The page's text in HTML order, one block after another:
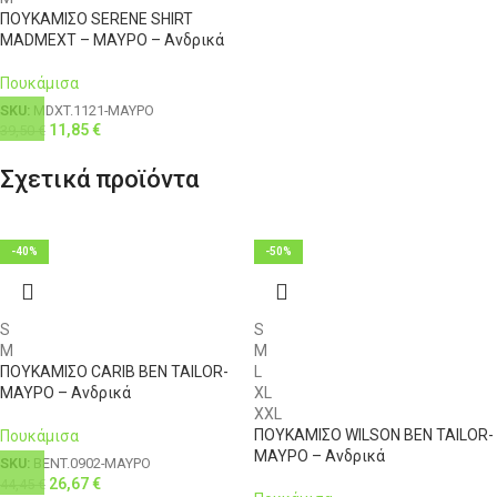
ΠΟΥΚΑΜΙΣΟ SERENE SHIRT
MADMEXT – ΜΑΥΡΟ – Ανδρικά
Πουκάμισα
SKU: MDXT.1121-ΜΑΥΡΟ
€ 11,85€
Σχετικά προϊόντα
-40%
S
M
ΠΟΥΚΑΜΙΣΟ CARIB BEN TAILOR-
ΜΑΥΡΟ – Ανδρικά
Πουκάμισα
SKU: BENT.0902-ΜΑΥΡΟ
€ 26,67€
-50%
S
M
L
XL
XXL
ΠΟΥΚΑΜΙΣΟ WILSON BEN TAILOR-
ΜΑΥΡΟ – Ανδρικά